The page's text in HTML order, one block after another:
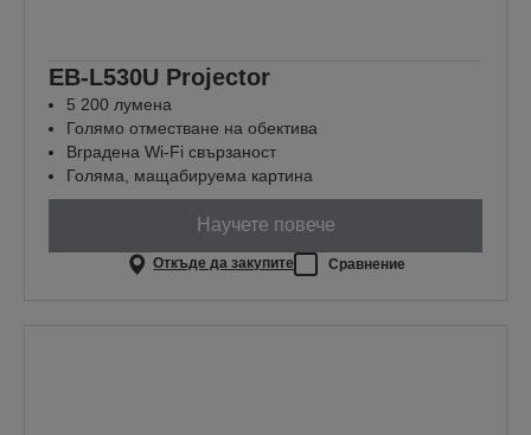
EB-L530U Projector
5 200 лумена
Голямо отместване на обектива
Вградена Wi-Fi свързаност
Голяма, мащабируема картина
Научете повече
Откъде да закупите Сравнение